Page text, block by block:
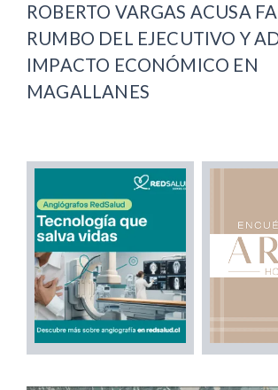
ROBERTO VARGAS ACUSA
RUMBO DEL EJECUTIVO Y
IMPACTO ECONÓMICO EN
MAGALLANES